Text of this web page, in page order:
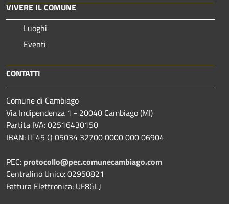
VIVERE IL COMUNE
Luoghi
Eventi
CONTATTI
Comune di Cambiago
Via Indipendenza 1 - 20040 Cambiago (MI)
Partita IVA: 02516430150
IBAN: IT 45 Q 05034 32700 0000 000 06904
PEC: protocollo@pec.comunecambiago.com
Centralino Unico: 02950821
Fattura Elettronica: UF8GLJ